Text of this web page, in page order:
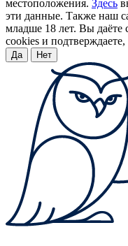
местоположения. Здесь
эти данные. Также наш
младше 18 лет. Вы даёте
cookies и
Да Нет